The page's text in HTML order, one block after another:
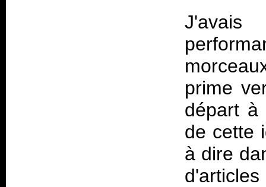
prime
départ à
de cette
à dire